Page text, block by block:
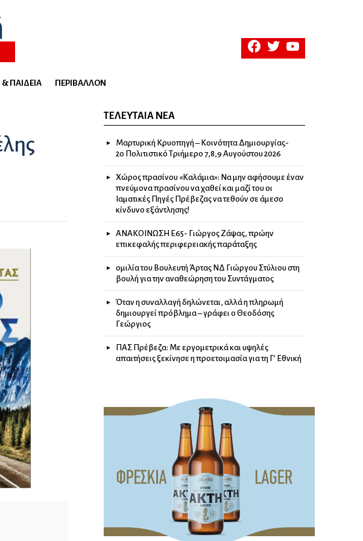
facebooktwitteryoutube
ΠΑΙΔΕΊΑ ΠΕΡΙΒΆΛΛΟΝ
ΤΕΛΕΥΤΑΊΑ ΝΈΑ
Μαρτυρική Κρυοπηγή – Κοινότητα Δημιουργίας-
2ο Πολιτιστικό Τριήμερο 7,8,9 Αυγούστου 2026
Χώρος πρασίνου «Καλάμια»: Να μην αφήσουμε έναν
πνεύμονα πρασίνου να χαθεί και μαζί του οι
Ιαματικές Πηγές Πρέβεζας να τεθούν σε άμεσο
κίνδυνο εξάντλησης!
ΑΝΑΚΟΙΝΩΣΗ Ε65- Γιώργος Ζάψας, πρώην
επικεφαλής περιφερειακής παράταξης
ομιλία του Βουλευτή Άρτας ΝΔ Γιώργου Στύλιου στη
βουλή για την αναθεώρηση του Συντάγματος
Όταν η συναλλαγή δηλώνεται, αλλά η πληρωμή
δημιουργεί πρόβλημα – γράφει ο Θεοδόσης
Γεώργιος
ΠΑΣ Πρέβεζα: Με εργομετρικά και υψηλές
απαιτήσεις ξεκίνησε η προετοιμασία για τη Γ’ Εθνική